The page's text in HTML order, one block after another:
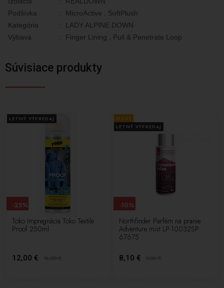
Podšívka
:
MicroActive , SoftPlush
Kategória
:
LADY ALPINE.DOWN
Výbava
: Finger Lining , Pull & Penetrate Loop
Súvisiace produkty
LETNÝ VÝPREDAJ
Toko Impregnácia Toko Textile
Proof 250ml
12,00 € 16,00€
-25%
NOVÉ
LETNÝ VÝPREDAJ
Northfinder Parfém na pranie
Adventure mist LP-10032SP
67675
8,10 € 9,00€
-10%